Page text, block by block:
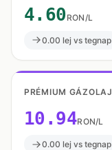
4.60 RON/L
0.00 lej vs tegnap
PRÉMIUM GÁZOLAJ
10.94RON/L
0.00 lej vs tegnap